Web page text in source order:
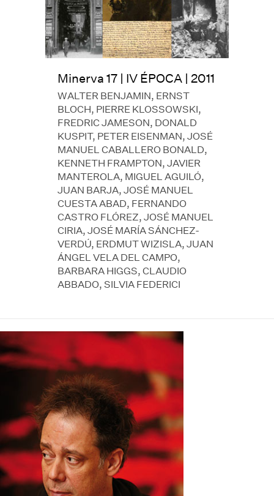
Minerva 17 | IV ÉPOCA | 2011
WALTER BENJAMIN, ERNST
BLOCH, PIERRE KLOSSOWSKI,
FREDRIC JAMESON, DONALD
KUSPIT, PETER EISENMAN, JOSÉ
MANUEL CABALLERO BONALD,
KENNETH FRAMPTON, JAVIER
MANTEROLA, MIGUEL AGUILÓ,
JUAN BARJA, JOSÉ MANUEL
CUESTA ABAD, FERNANDO
CASTRO FLÓREZ, JOSÉ MANUEL
CIRIA, JOSÉ MARÍA SÁNCHEZ-
VERDÚ, ERDMUT WIZISLA, JUAN
ÁNGEL VELA DEL CAMPO,
BARBARA HIGGS, CLAUDIO
ABBADO, SILVIA FEDERICI